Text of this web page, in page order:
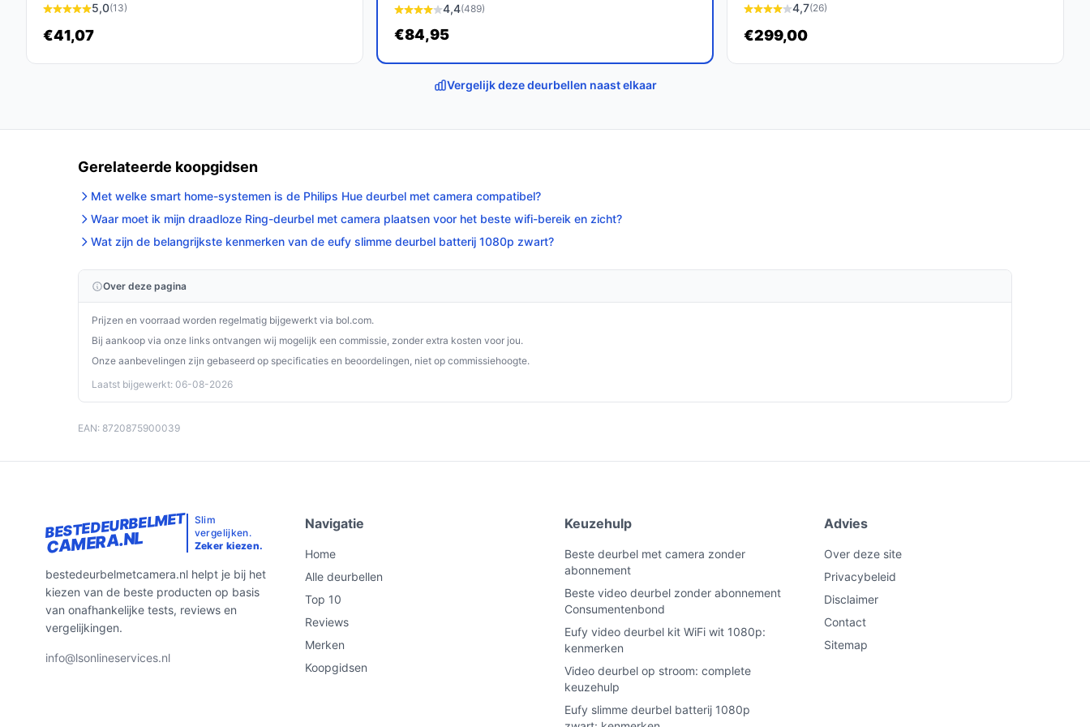
altijd op de hoogte wil zijn van bezoekers.
Ontdek alle specificaties en vergelijk prijzen op bestedeurbelmetcamera.nl. Kies bewust wat
5,0(13)
€41,07
4,4(489)
€84,95
4,7(26)
€299,00
Vergelijk deze deurbellen naast elkaar
Gerelateerde koopgidsen
Met welke smart home-systemen is de Philips Hue deurbel met camera compatibel?
Waar moet ik mijn draadloze Ring-deurbel met camera plaatsen voor het beste wifi-bereik en zicht?
Wat zijn de belangrijkste kenmerken van de eufy slimme deurbel batterij 1080p zwart?
Over deze pagina
Prijzen en voorraad worden regelmatig bijgewerkt via bol.com.
Bij aankoop via onze links ontvangen wij mogelijk een commissie, zonder extra kosten voor jou.
Onze aanbevelingen zijn gebaseerd op specificaties en beoordelingen, niet op commissiehoogte.
Laatst bijgewerkt: 06-08-2026
EAN: 8720875900039
BESTEDEURBELMET
CAMERA.NL
Slim
vergelijken.
Zeker kiezen.
bestedeurbelmetcamera.nl helpt je bij het
kiezen van de beste producten op basis
van onafhankelijke tests, reviews en
vergelijkingen.
info@lsonlineservices.nl
Navigatie
Home
Alle deurbellen
Top 10
Reviews
Merken
Koopgidsen
Keuzehulp
Beste deurbel met camera zonder
abonnement
Beste video deurbel zonder abonnement
Consumentenbond
Eufy video deurbel kit WiFi wit 1080p:
kenmerken
Video deurbel op stroom: complete
keuzehulp
Eufy slimme deurbel batterij 1080p
Advies
Over deze site
Privacybeleid
Disclaimer
Contact
Sitemap